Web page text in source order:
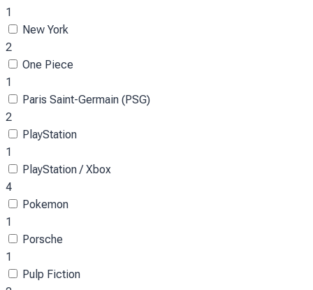
1
New York
2
One Piece
1
Paris Saint-Germain (PSG)
2
PlayStation
1
PlayStation / Xbox
4
Pokemon
1
Porsche
1
Pulp Fiction